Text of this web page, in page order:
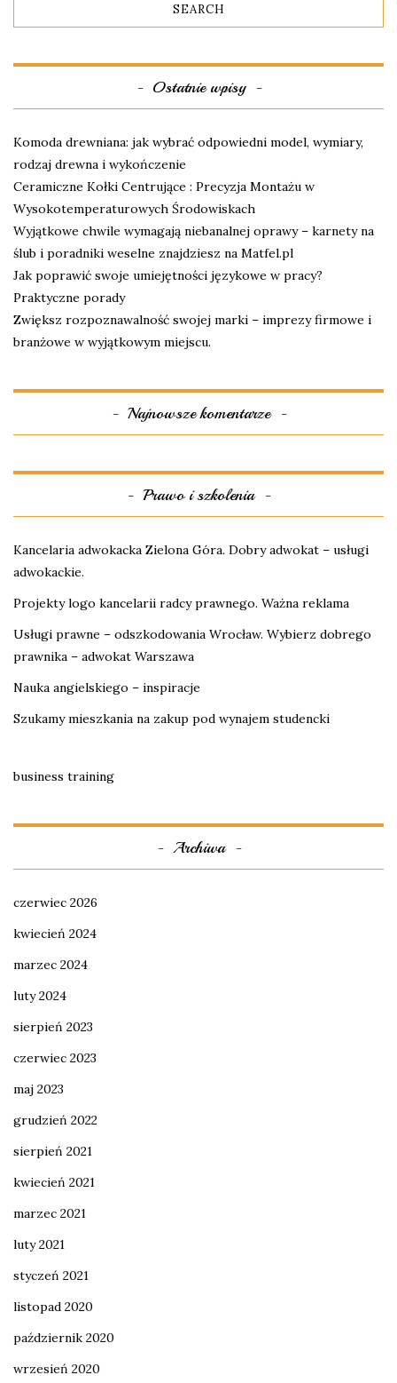
Ostatnie wpisy
Komoda drewniana: jak wybrać odpowiedni model, wymiary,
rodzaj drewna i wykończenie
Ceramiczne Kołki Centrujące : Precyzja Montażu w
Wysokotemperaturowych Środowiskach
Wyjątkowe chwile wymagają niebanalnej oprawy – karnety na
ślub i poradniki weselne znajdziesz na Matfel.pl
Jak poprawić swoje umiejętności językowe w pracy?
Praktyczne porady
Zwiększ rozpoznawalność swojej marki – imprezy firmowe i
branżowe w wyjątkowym miejscu.
Najnowsze komentarze
Prawo i szkolenia
Kancelaria adwokacka Zielona Góra. Dobry adwokat – usługi
adwokackie.
Projekty logo kancelarii radcy prawnego. Ważna reklama
Usługi prawne – odszkodowania Wrocław. Wybierz dobrego
prawnika – adwokat Warszawa
Nauka angielskiego – inspiracje
Szukamy mieszkania na zakup pod wynajem studencki
business training
Archiwa
czerwiec 2026
kwiecień 2024
marzec 2024
luty 2024
sierpień 2023
czerwiec 2023
maj 2023
grudzień 2022
sierpień 2021
kwiecień 2021
marzec 2021
luty 2021
styczeń 2021
listopad 2020
październik 2020
wrzesień 2020